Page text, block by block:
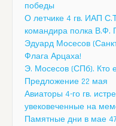
победы
О летчике 4 гв. ИАП
командира полка В.Ф.
Эдуард Мосесов
Флага Арцаха!
Э. Мосесов (СПб). Кто
Предложение 22 мая
Авиаторы 4-го гв.
увековеченные на
Памятные дни в мае